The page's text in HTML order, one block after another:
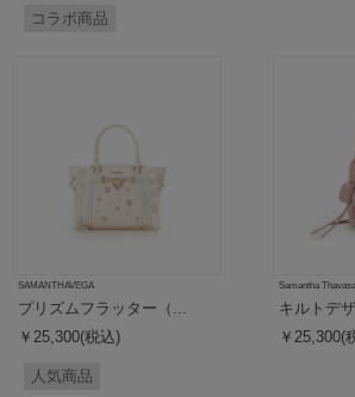
コラボ商品
SAMANTHAVEGA
プリズムフラッター（...
￥25,300(税込)
人気商品
Samantha Thavasa
キルトデ
￥25,300(